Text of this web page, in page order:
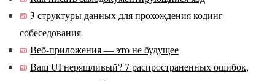
3 структуры данных для прохождения кодинг-
собеседования
Веб-приложения — это не будущее
Ваш UI неряшливый? 7 распространенных ошибок,